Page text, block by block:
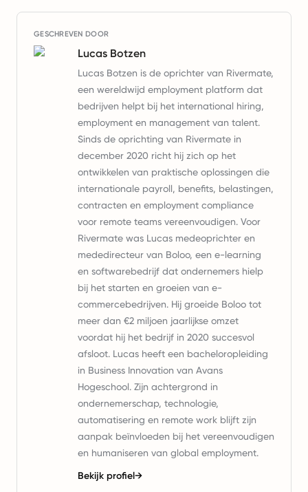
GESCHREVEN DOOR
Lucas Botzen
Lucas Botzen is de oprichter van Rivermate,
een wereldwijd employment platform dat
bedrijven helpt bij het international hiring,
employment en management van talent.
Sinds de oprichting van Rivermate in
december 2020 richt hij zich op het
ontwikkelen van praktische oplossingen die
internationale payroll, benefits, belastingen,
contracten en employment compliance
voor remote teams vereenvoudigen. Voor
Rivermate was Lucas medeoprichter en
mededirecteur van Boloo, een e-learning
en softwarebedrijf dat ondernemers hielp
bij het starten en groeien van e-
commercebedrijven. Hij groeide Boloo tot
meer dan €2 miljoen jaarlijkse omzet
voordat hij het bedrijf in 2020 succesvol
afsloot. Lucas heeft een bacheloropleiding
in Business Innovation van Avans
Hogeschool. Zijn achtergrond in
ondernemerschap, technologie,
automatisering en remote work blijft zijn
aanpak beïnvloeden bij het vereenvoudigen
en humaniseren van global employment.
Bekijk profiel→